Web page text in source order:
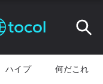
ハイプ 何だこれ